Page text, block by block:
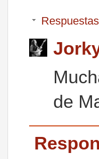
Respuestas
de